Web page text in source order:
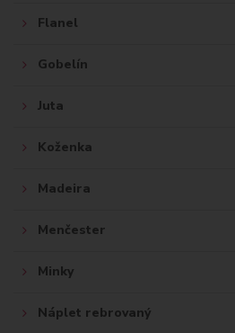
Flanel
Gobelín
Juta
Koženka
Madeira
Menčester
Minky
Náplet rebrovaný